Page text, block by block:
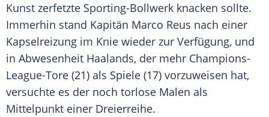
Kunst zerfetzte Sporting-Bollwerk knacken sollte.
Immerhin stand Kapitän Marco Reus nach einer
Kapselreizung im Knie wieder zur Verfügung, und
in Abwesenheit Haalands, der mehr Champions-
League-Tore (21) als Spiele (17) vorzuweisen hat,
versuchte es der noch torlose Malen als
Mittelpunkt einer Dreierreihe.